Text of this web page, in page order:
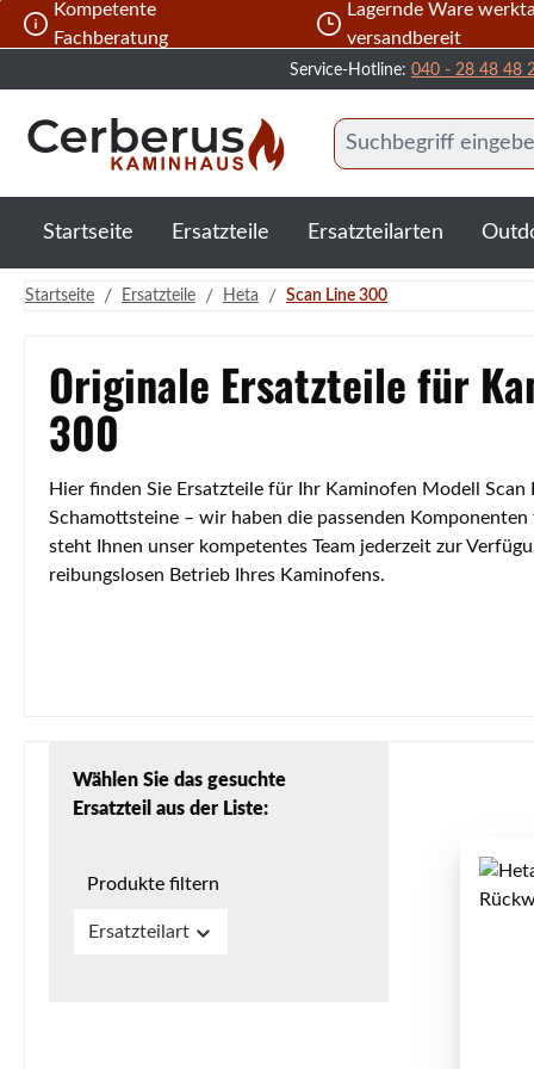
Hauptinhalt springen
Zur Suche springen
Zur Hauptnavigation springen
Kompetente
Fachberatung
Lagernde Ware
versandbereit
Service-Hotline: 040 - 28 48 48
Startseite Ersatzteile Ersatzteilarten
Startseite / Ersatzteile / Heta / Scan Line 300
Originale Ersatzteile für
300
Hier finden Sie Ersatzteile für Ihr Kaminofen Modell
Schamottsteine – wir haben die passenden
steht Ihnen unser kompetentes Team jederzeit zur
reibungslosen Betrieb Ihres Kaminofens.
Wählen Sie das gesuchte
Ersatzteil aus der Liste:
Produkte filtern
Ersatzteilart